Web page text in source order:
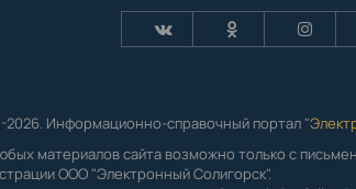
Информационно-справочный портал "
материалов сайта возможно только с
ООО "Электронный Солигорск".